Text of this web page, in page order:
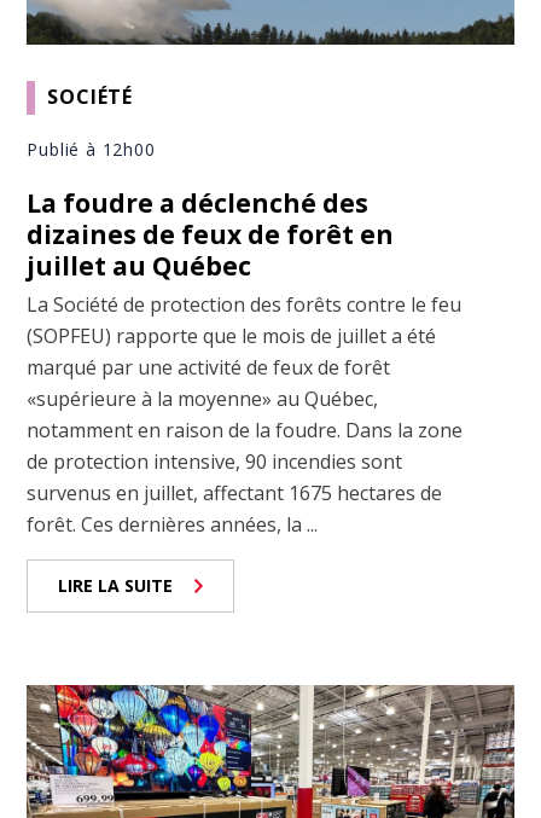
SOCIÉTÉ
Publié à 12h00
La foudre a déclenché des
dizaines de feux de forêt en
juillet au Québec
La Société de protection des forêts contre le feu
(SOPFEU) rapporte que le mois de juillet a été
marqué par une activité de feux de forêt
«supérieure à la moyenne» au Québec,
notamment en raison de la foudre. Dans la zone
de protection intensive, 90 incendies sont
survenus en juillet, affectant 1675 hectares de
forêt. Ces dernières années, la ...
LIRE LA SUITE